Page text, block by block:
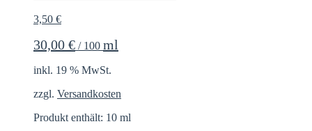
3,50 €
30,00 € / 100 ml
inkl. 19 % MwSt.
zzgl. Versandkosten
Produkt enthält: 10 ml